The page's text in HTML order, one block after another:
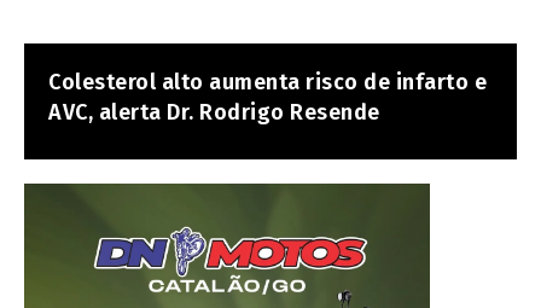
Colesterol alto aumenta risco de infarto e
AVC, alerta Dr. Rodrigo Resende